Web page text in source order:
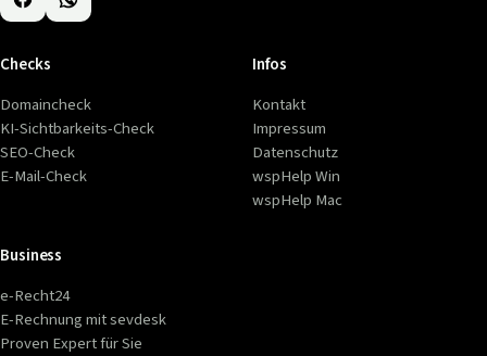
Checks
Domaincheck
KI-Sichtbarkeits-Check
SEO-Check
E-Mail-Check
Infos
Kontakt
Impressum
Datenschutz
wspHelp Win
wspHelp Mac
Business
e-Recht24
E-Rechnung mit sevdesk
Proven Expert für Sie